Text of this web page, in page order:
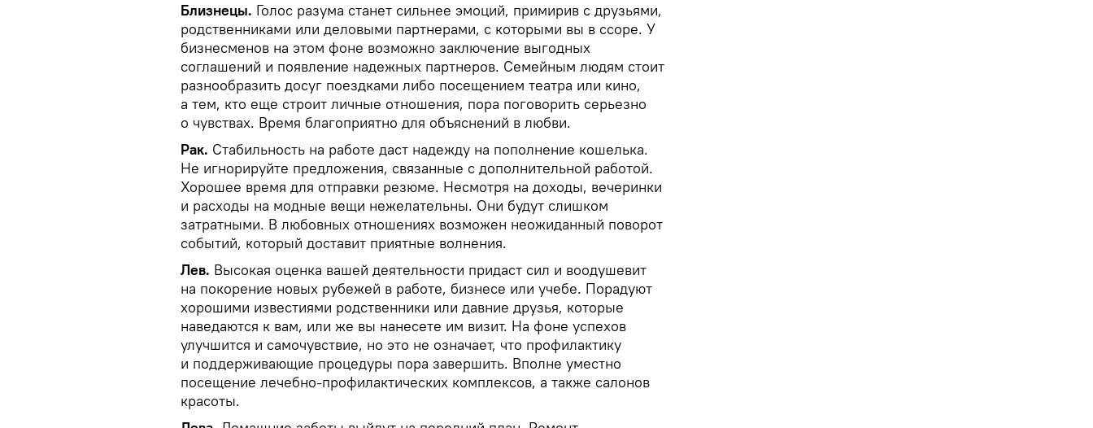
Близнецы. Голос разума станет сильнее эмоций, примирив с друзьями,
родственниками или деловыми партнерами, с которыми вы в ссоре. У
бизнесменов на этом фоне возможно заключение выгодных
соглашений и появление надежных партнеров. Семейным людям стоит
разнообразить досуг поездками либо посещением театра или кино,
а тем, кто еще строит личные отношения, пора поговорить серьезно
о чувствах. Время благоприятно для объяснений в любви.
Рак. Стабильность на работе даст надежду на пополнение кошелька.
Не игнорируйте предложения, связанные с дополнительной работой.
Хорошее время для отправки резюме. Несмотря на доходы, вечеринки
и расходы на модные вещи нежелательны. Они будут слишком
затратными. В любовных отношениях возможен неожиданный поворот
событий, который доставит приятные волнения.
Лев. Высокая оценка вашей деятельности придаст сил и воодушевит
на покорение новых рубежей в работе, бизнесе или учебе. Порадуют
хорошими известиями родственники или давние друзья, которые
наведаются к вам, или же вы нанесете им визит. На фоне успехов
улучшится и самочувствие, но это не означает, что профилактику
и поддерживающие процедуры пора завершить. Вполне уместно
посещение лечебно-профилактических комплексов, а также салонов
красоты.